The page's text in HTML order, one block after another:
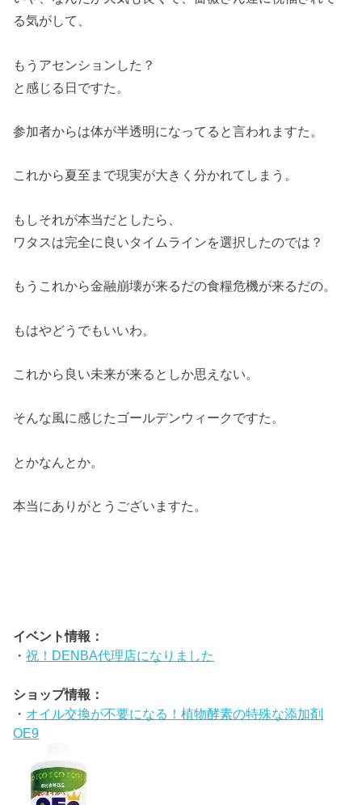
る気がして、
もうアセンションした？
と感じる日ですた。
参加者からは体が半透明になってると言われますた。
これから夏至まで現実が大きく分かれてしまう。
もしそれが本当だとしたら、
ワタスは完全に良いタイムラインを選択したのでは？
もうこれから金融崩壊が来るだの食糧危機が来るだの。
もはやどうでもいいわ。
これから良い未来が来るとしか思えない。
そんな風に感じたゴールデンウィークですた。
とかなんとか。
本当にありがとうございますた。
イベント情報：
・祝！DENBA代理店になりました
ショップ情報：
・ オイル交換が不要になる！植物酵素の特殊な添加剤
OE9